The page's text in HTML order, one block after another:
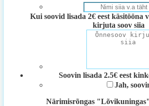
Kui soovid lisada 2€ eest käsitööna
kirjuta soov siia
Soovin lisada 2.5€ eest
Jah,
Närimisrõngas